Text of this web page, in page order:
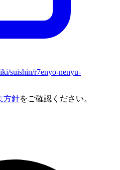
suishin/r7enyo-nenyu-
方針をご確認ください。